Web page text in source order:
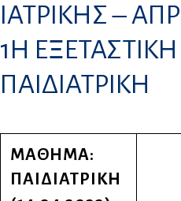
ΙΑΤΡΙΚΗΣ –
1Η
ΠΑΙΔΙΑΤΡΙΚΗ
ΜΑΘΗΜΑ:
ΠΑΙΔΙΑΤΡΙΚΗ